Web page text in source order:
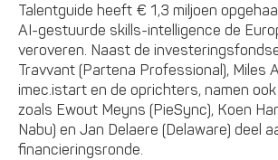
Talentguide heeft € 1,3 miljoen
AI-gestuurde skills-intelligence de
veroveren. Naast de
Travvant (Partena Professional), Miles
imec.istart en de oprichters, namen
zoals Ewout Meyns (PieSync), Koen
Nabu) en Jan Delaere (Delaware) deel
financieringsronde.